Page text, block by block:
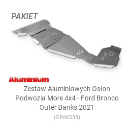
Szybki podgląd
Zestaw Aluminiowych Osłon
Podwozia More 4x4 - Ford Bronco
Outer Banks 2021
(OPAK038)
PAKIET